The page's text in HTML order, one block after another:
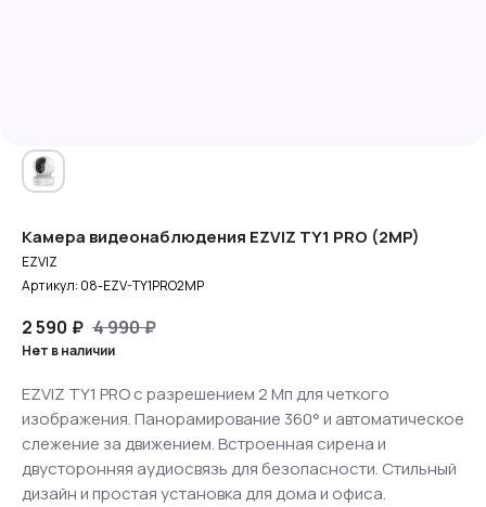
Камера видеонаблюдения EZVIZ TY1 PRO (2MP)
EZVIZ
Артикул: 08-EZV-TY1PRO2MP
2 590 ₽ 4 990₽
Нет в наличии
EZVIZ TY1 PRO с разрешением 2 Мп для четкого
изображения. Панорамирование 360° и автоматическое
слежение за движением. Встроенная сирена и
двусторонняя аудиосвязь для безопасности. Стильный
дизайн и простая установка для дома и офиса.